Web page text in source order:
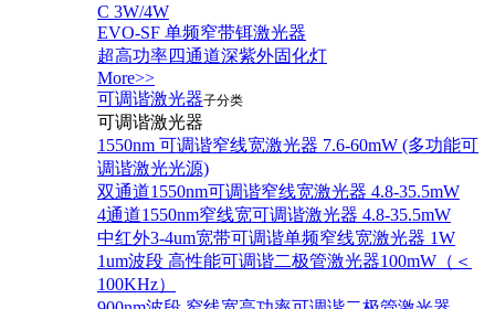
C 3W/4W
EVO-SF 单频窄带铒激光器
超高功率四通道深紫外固化灯
More>>
可调谐激光器子分类
可调谐激光器
1550nm 可调谐窄线宽激光器 7.6-60mW (多功能可
调谐激光光源)
双通道1550nm可调谐窄线宽激光器 4.8-35.5mW
4通道1550nm窄线宽可调谐激光器 4.8-35.5mW
中红外3-4um宽带可调谐单频窄线宽激光器 1W
1um波段 高性能可调谐二极管激光器100mW（＜
100KHz）